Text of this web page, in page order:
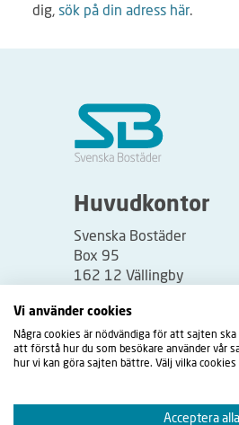
dig, sök på din adress här.
Huvudkontor
Svenska Bostäder
Box 95
162 12 Vällingby
Besöksadress:
Vällingbyplan 2
Vi använder cookies
Några cookies är nödvändiga för att sajten
att förstå hur du som besökare använder vår
hur vi kan göra sajten bättre. Välj vilka
Acceptera alla